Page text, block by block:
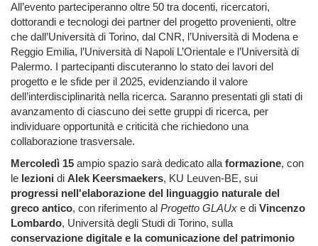
All’evento parteciperanno oltre 50 tra docenti, ricercatori,
dottorandi e tecnologi dei partner del progetto provenienti, oltre
che dall’Università di Torino, dal CNR, l’Università di Modena e
Reggio Emilia, l’Università di Napoli L’Orientale e l’Università di
Palermo. I partecipanti discuteranno lo stato dei lavori del
progetto e le sfide per il 2025, evidenziando il valore
dell’interdisciplinarità nella ricerca. Saranno presentati gli stati di
avanzamento di ciascuno dei sette gruppi di ricerca, per
individuare opportunità e criticità che richiedono una
collaborazione trasversale.
Mercoledì 15 ampio spazio sarà dedicato allaformazione, con
le lezioni di Alek Keersmaekers, KU Leuven-BE, sui
progressi nell'elaborazione del linguaggio naturale del
greco antico, con riferimento al Progetto GLAUx e di Vincenzo
Lombardo, Università degli Studi di Torino, sulla
conservazione digitale e la comunicazione del patrimonio